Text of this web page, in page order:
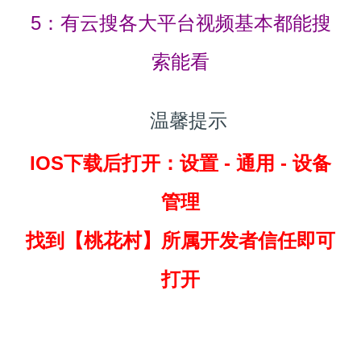
5：有云搜各大平台视频基本都能搜
索能看
温馨提示
IOS下载后打开：设置 - 通用 - 设备
管理
找到
【桃花村】所属开发者信任即可
打开